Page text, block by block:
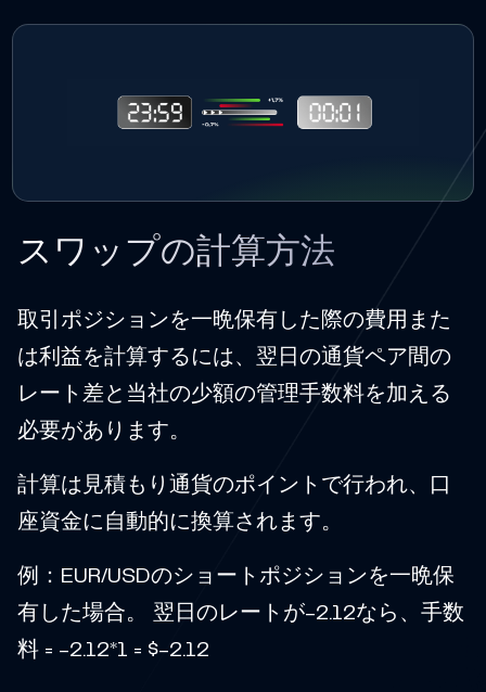
スワップの計算方法
取引ポジションを一晩保有した際の費用また
は利益を計算するには、翌日の通貨ペア間の
レート差と当社の少額の管理手数料を加える
必要があります。
計算は見積もり通貨のポイントで行われ、口
座資金に自動的に換算されます。
例：EUR/USDのショートポジションを一晩保
有した場合。 翌日のレートが-2.12なら、手数
料 = -2.12*1 = $-2.12